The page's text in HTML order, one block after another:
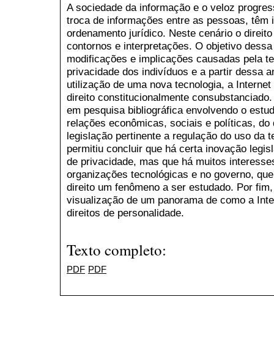
A sociedade da informação e o veloz
troca de informações entre as pessoas,
ordenamento jurídico. Neste cenário o
contornos e interpretações. O objetivo
modificações e implicações causadas pela
privacidade dos indivíduos e a partir dessa
utilização de uma nova tecnologia, a
direito constitucionalmente
em pesquisa bibliográfica envolvendo o
relações econômicas, sociais e políticas, do
legislação pertinente a regulação do uso da
permitiu concluir que há certa inovação
de privacidade, mas que há muitos
organizações tecnológicas e no governo,
direito um fenômeno a ser estudado. Por
visualização de um panorama de como a
direitos de personalidade.
Texto completo:
PDF PDF